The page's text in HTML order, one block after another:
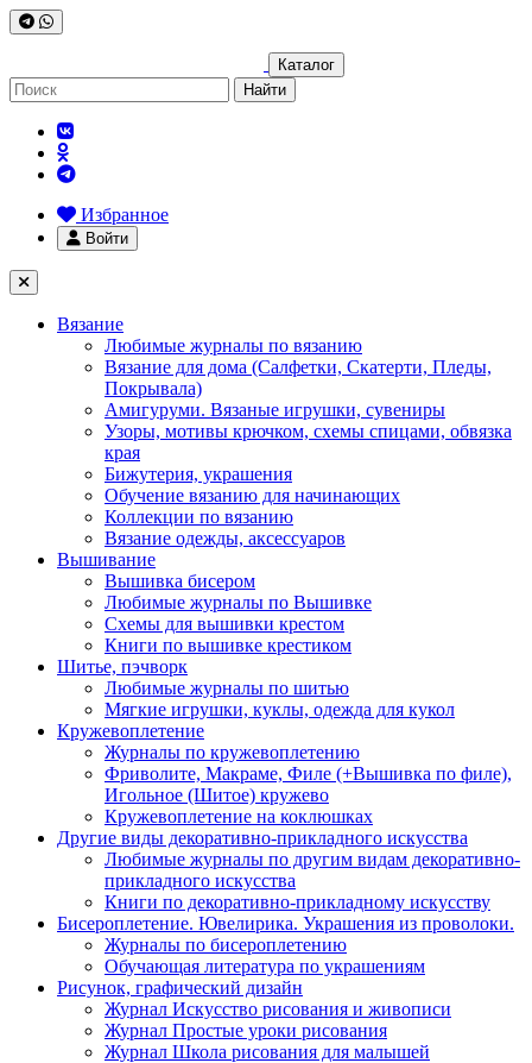
Каталог
Найти
Избранное
Войти
Вязание
Любимые журналы по вязанию
Вязание для дома (Салфетки, Скатерти, Пледы,
Покрывала)
Амигуруми. Вязаные игрушки, сувениры
Узоры, мотивы крючком, схемы спицами, обвязка
края
Бижутерия, украшения
Обучение вязанию для начинающих
Коллекции по вязанию
Вязание одежды, аксессуаров
Вышивание
Вышивка бисером
Любимые журналы по Вышивке
Схемы для вышивки крестом
Книги по вышивке крестиком
Шитье, пэчворк
Любимые журналы по шитью
Мягкие игрушки, куклы, одежда для кукол
Кружевоплетение
Журналы по кружевоплетению
Фриволите, Макраме, Филе (+Вышивка по филе),
Игольное (Шитое) кружево
Кружевоплетение на коклюшках
Другие виды декоративно-прикладного искусства
Любимые журналы по другим видам декоративно-
прикладного искусства
Книги по декоративно-прикладному искусству
Бисероплетение. Ювелирика. Украшения из проволоки.
Журналы по бисероплетению
Обучающая литература по украшениям
Рисунок, графический дизайн
Журнал Искусство рисования и живописи
Журнал Простые уроки рисования
Журнал Школа рисования для малышей